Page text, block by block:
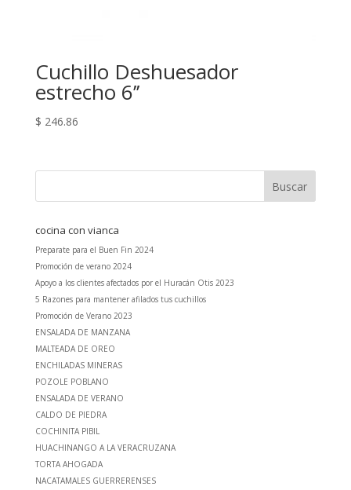
Cuchillo Deshuesador
estrecho 6’’
$ 246.86
cocina con vianca
Preparate para el Buen Fin 2024
Promoción de verano 2024
Apoyo a los clientes afectados por el Huracán Otis 2023
5 Razones para mantener afilados tus cuchillos
Promoción de Verano 2023
ENSALADA DE MANZANA
MALTEADA DE OREO
ENCHILADAS MINERAS
POZOLE POBLANO
ENSALADA DE VERANO
CALDO DE PIEDRA
COCHINITA PIBIL
HUACHINANGO A LA VERACRUZANA
TORTA AHOGADA
NACATAMALES GUERRERENSES